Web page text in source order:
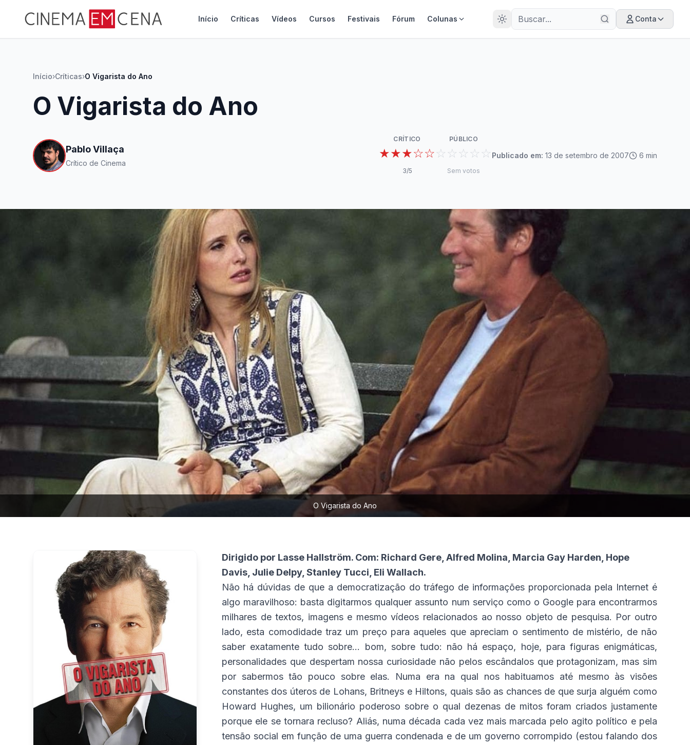
28
ANOS
Início Críticas Vídeos Cursos Festivais Fórum Colunas Conta
Início›Críticas›O Vigarista do Ano
O Vigarista do Ano
Pablo Villaça
Crítico de Cinema
CRÍTICO
★★★☆☆
3/5
PÚBLICO
☆☆☆☆☆
Sem votos
Publicado em: 13 de setembro de 2007 6 min
O Vigarista do Ano
Dirigido por Lasse Hallström. Com: Richard Gere, Alfred Molina, Marcia Gay Harden, Hope
Davis, Julie Delpy, Stanley Tucci, Eli Wallach.
Não há dúvidas de que a democratização do tráfego de informações proporcionada pela Internet é
algo maravilhoso: basta digitarmos qualquer assunto num serviço como o Google para encontrarmos
milhares de textos, imagens e mesmo vídeos relacionados ao nosso objeto de pesquisa. Por outro
lado, esta comodidade traz um preço para aqueles que apreciam o sentimento de mistério, de não
saber exatamente tudo sobre... bom, sobre tudo: não há espaço, hoje, para figuras enigmáticas,
personalidades que despertam nossa curiosidade não pelos escândalos que protagonizam, mas sim
por sabermos tão pouco sobre elas. Numa era na qual nos habituamos até mesmo às visões
constantes dos úteros de Lohans, Britneys e Hiltons, quais são as chances de que surja alguém como
Howard Hughes, um bilionário poderoso sobre o qual dezenas de mitos foram criados justamente
porque ele se tornara recluso? Aliás, numa década cada vez mais marcada pelo agito político e pela
tensão social em função de uma guerra condenada e de um governo corrompido (estou falando dos